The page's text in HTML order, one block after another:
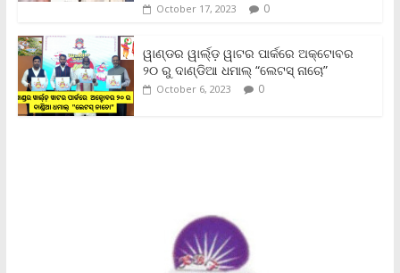
October 17, 2023 0
ୱାଣ୍ଡର ୱାର୍ଲ୍‌ଡ଼ ୱାଟର ପାର୍କରେ ଅକ୍ଟୋବର
୨୦ ରୁ ଦାଣ୍ଡିଆ ଧମାଲ୍ “ଲେଟସ୍ ନାଚୋ”
October 6, 2023 0